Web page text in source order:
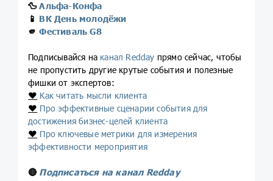
🦆 Альфа-Конфа
📱 ВК День молодёжи
🫵 Фестиваль G8
Подписывайся на канал Redday прямо сейчас, чтобы
не пропустить другие крутые события и полезные
фишки от экспертов:
❤️ Как читать мысли клиента
❤️ Про эффективные сценарии события для
достижения бизнес-целей клиента
❤️ Про ключевые метрики для измерения
эффективности мероприятия
🔴 Подписаться на канал Redday